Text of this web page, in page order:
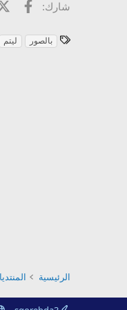
شارك:
ا بالصور ليتم
الرئيسية